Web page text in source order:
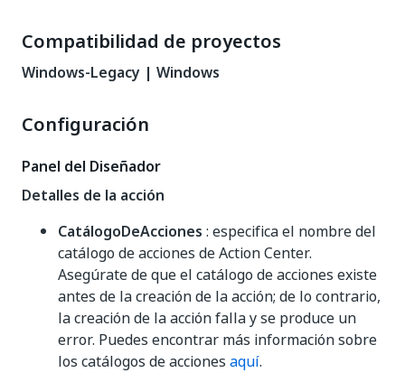
Compatibilidad de proyectos
Windows-Legacy | Windows
Configuración
Panel del Diseñador
Detalles de la acción
CatálogoDeAcciones : especifica el nombre del
catálogo de acciones de Action Center.
Asegúrate de que el catálogo de acciones existe
antes de la creación de la acción; de lo contrario,
la creación de la acción falla y se produce un
error. Puedes encontrar más información sobre
los catálogos de acciones aquí.